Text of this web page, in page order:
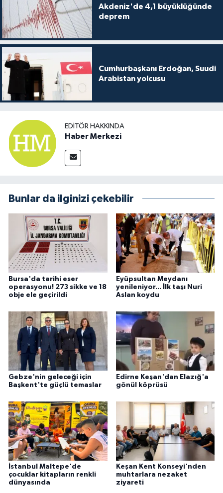
Akdeniz'de 4,1 büyüklüğünde
deprem
Cumhurbaşkanı Erdoğan, Suudi
Arabistan yolcusu
EDITÖR HAKKINDA
Haber Merkezi
Bunlar da ilginizi çekebilir
Bursa'da tarihi eser
operasyonu! 273 sikke ve 18
obje ele geçirildi
Eyüpsultan Meydanı
yenileniyor... İlk taşı Nuri
Aslan koydu
Gebze'nin geleceği için
Başkent'te güçlü temaslar
Edirne Keşan'dan Elazığ'a
gönül köprüsü
İstanbul Maltepe'de
çocuklar kitapların renkli
dünyasında
Keşan Kent Konseyi'nden
muhtarlara nezaket
ziyareti